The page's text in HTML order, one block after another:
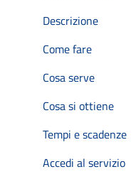
Descrizione
Come fare
Cosa serve
Cosa si ottiene
Tempi e scadenze
Accedi al servizio